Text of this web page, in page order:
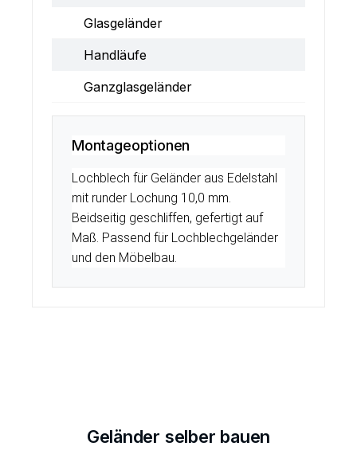
Glasgeländer
Handläufe
Ganzglasgeländer
Montageoptionen
Lochblech für Geländer aus Edelstahl
mit runder Lochung 10,0 mm.
Beidseitig geschliffen, gefertigt auf
Maß. Passend für Lochblechgeländer
und den Möbelbau.
Geländer selber bauen